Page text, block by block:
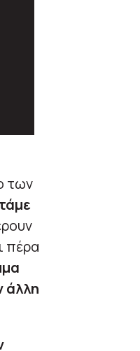
των
πέρα
άλλη